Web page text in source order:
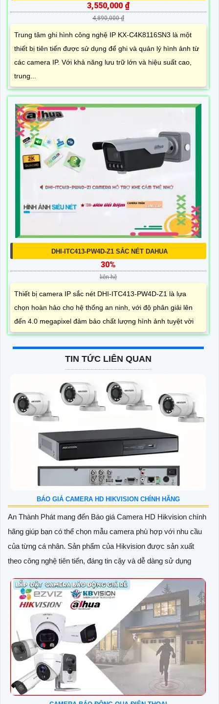
3,550,000 ₫
4,890,000 ₫
Trung tâm ghi hình công nghệ IP KX-C4K8116SN3 là một
thiết bị tiên tiến được sử dụng để ghi và quản lý hình ảnh từ
các camera IP. Với khả năng lưu trữ lớn và hiệu suất cao,
trung...
DHI-ITC413-PW4D-Z1 SẮC NÉT DAHUA
30%
liên hệ
Thiết bị camera IP sắc nét DHI-ITC413-PW4D-Z1 là lựa
chọn hoàn hảo cho hệ thống an ninh, với độ phân giải lên
đến 4.0 megapixel đảm bảo chất lượng hình ảnh tuyệt vời
TIN TỨC LIÊN QUAN
BÁO GIÁ CAMERA HD HIKVISION CHÍNH HÃNG
An Thành Phát mang đến Báo giá Camera HD Hikvision chính
hãng giúp bạn có thể chọn mẫu camera phù hợp với nhu cầu
của từng cá nhân. Sản phẩm của Hikvision được sản xuất
theo công nghệ tiên tiến, đáng tin cậy và dễ dàng sử dụng